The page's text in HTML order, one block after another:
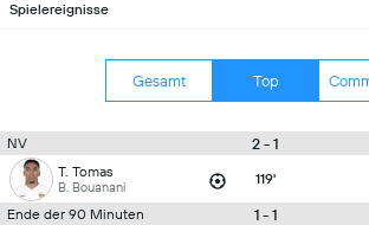
Spielereignisse
Gesamt Top
NV 2 - 1
T. Tomas
B. Bouanani 119'
Ende der 90 Minuten 1 - 1